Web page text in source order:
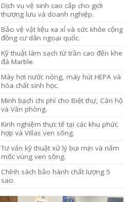
Dịch vụ vệ sinh cao cấp cho giới
thượng lưu và doanh nghiệp.
Bảo vệ vật liệu xa xỉ và sức khỏe cộng
đồng cư dân ngoại quốc.
Kỹ thuật làm sạch từ trần cao đến khe
đá Marble.
Máy hơi nước nóng, máy hút HEPA và
hóa chất sinh học.
Minh bạch chi phí cho Biệt thự, Căn hộ
và Văn phòng.
Kinh nghiệm thực tế tại các khu phức
hợp và Villas ven sông.
Tư vấn kỹ thuật xử lý bụi mịn và nấm
mốc vùng ven sông.
Chính sách bảo hành chất lượng 5
sao.